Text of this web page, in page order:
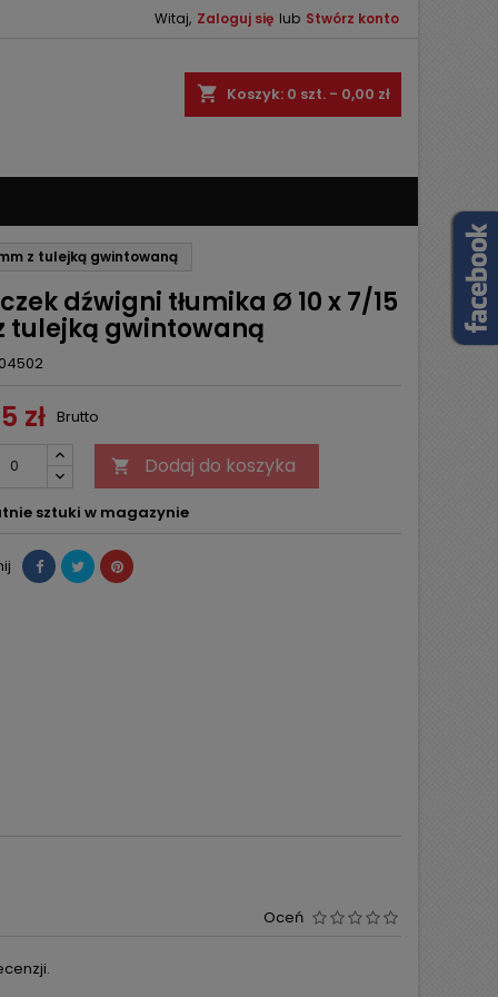
Witaj, Zaloguj się lub Stwórz konto
shopping_cart Koszyk: 0 szt. - 0,00 zł
z tulejką gwintowaną
dźwigni tłumika Ø 10 x 7/15
tulejką gwintowaną
zł Brutto
 Dodaj do koszyka
sztuki w magazynie
Oceń